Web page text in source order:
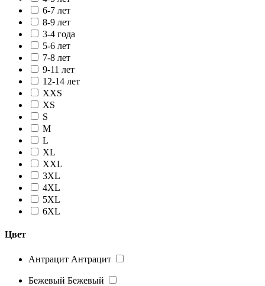
6-7 лет
8-9 лет
3-4 года
5-6 лет
7-8 лет
9-11 лет
12-14 лет
XXS
XS
S
M
L
XL
XXL
3XL
4XL
5XL
6XL
Цвет
Антрацит Антрацит
Бежевый Бежевый